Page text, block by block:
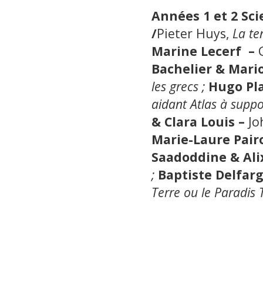
Années 1 et 2
/Pieter Huys, La
Marine Lecerf –
Bachelier &
les grecs ; Hugo
aidant Atlas à
& Clara Louis –
Marie-Laure
Saadoddine &
; Baptiste
Terre ou le Paradis